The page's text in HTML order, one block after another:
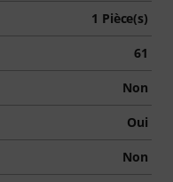
1 Pièce(s)
61
Non
Oui
Non